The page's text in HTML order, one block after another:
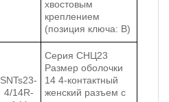
хвостовым
креплением
(позиция ключа: B)
SNTs23-
4/14R-
Серия СНЦ23
Размер оболочки
14 4-контактный
женский разъем с